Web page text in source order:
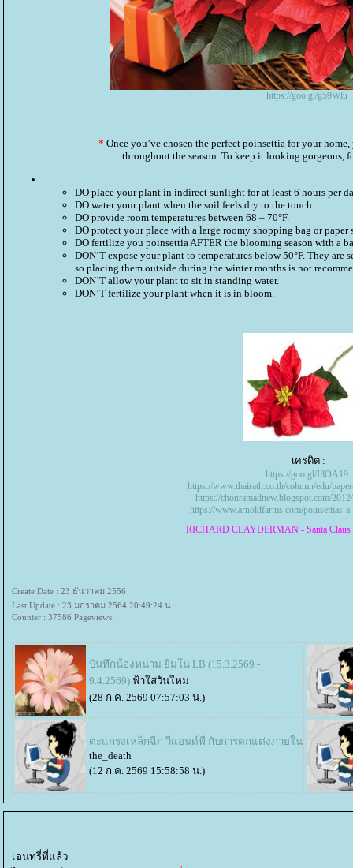
https://goo.gl/g59Wlu
* Once you’ve chosen the perfect poinsettia for your
throughout the season. To keep it looking gorgeous,
DO place your plant in indirect sunlight for at least 6 hours per
DO water your plant when the soil feels dry to the touch.
DO provide room temperatures between 68 – 70°F.
DO protect your place with a large roomy shopping bag or paper
DO fertilize you poinsettia AFTER the blooming season with a
DON’T expose your plant to temperatures below 50°F. They are
so placing them outside during the winter months is not
DON’T allow your plant to sit in standing water.
DON’T fertilize your plant when it is in bloom.
เครดิต :
https://goo.gl/I3OA19
https://www.thairath.co.th/column/edu/
https://chonramadnew.blogspot.com/
https://www.arnoldfarms.com/poinsettias-
RICHARD CLAYDERMAN - Santa Claus
Create Date : 23 ธันวาคม 2556
Last Update : 23 มกราคม 2564 20:49:24 น.
Counter : 37586 Pageviews.
บันทึกน้องหนาม ยิมโน LB (15.3.2569 -
9.4.2569) ฟ้าใสวันใหม่
(28 ก.ค. 2569 07:57:03 น.)
ตะแกรงเหล็กฉีก วีแอนด์พี กับการตกแต่งภายใน
the_death
(12 ก.ค. 2569 15:58:58 น.)
เอนทรี่ที่แล้ว